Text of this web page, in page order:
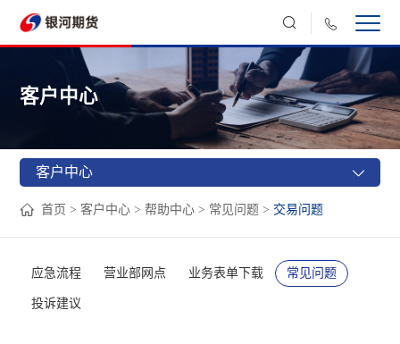
客户中心
客户中心
首页 >客户中心 >帮助中心 > 常见问题 > 交易问题
应急流程 营业部网点 业务表单下载 常见问题
投诉建议